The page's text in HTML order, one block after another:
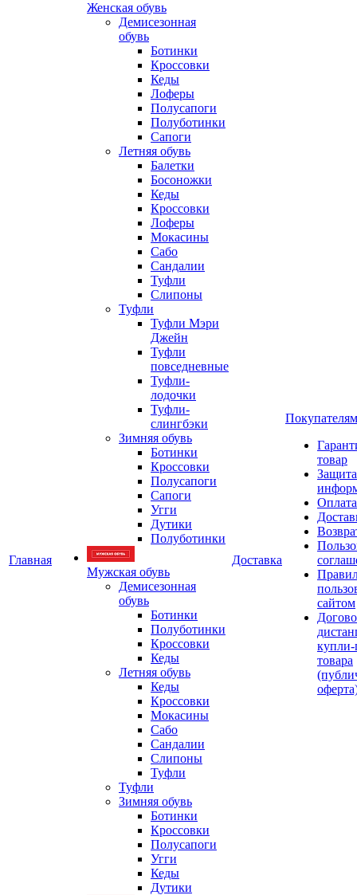
Главная
Женская обувь
Демисезонная
обувь
Ботинки
Кроссовки
Кеды
Лоферы
Полусапоги
Полуботинки
Сапоги
Летняя обувь
Балетки
Босоножки
Кеды
Кроссовки
Лоферы
Мокасины
Сабо
Сандалии
Туфли
Слипоны
Туфли
Туфли Мэри
Джейн
Туфли
повседневные
Туфли-
лодочки
Туфли-
слингбэки
Зимняя обувь
Ботинки
Кроссовки
Полусапоги
Сапоги
Угги
Дутики
Полуботинки
Мужская обувь
Демисезонная
обувь
Ботинки
Полуботинки
Кроссовки
Кеды
Летняя обувь
Кеды
Кроссовки
Мокасины
Сабо
Сандалии
Слипоны
Туфли
Туфли
Зимняя обувь
Ботинки
Кроссовки
Полусапоги
Угги
Кеды
Дутики
Доставка
Покупателям
товар
Защита
Оплата
сайтом
товара